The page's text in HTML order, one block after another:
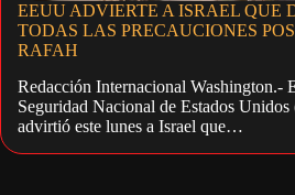
EEUU ADVIERTE A ISRAEL QUE
TODAS LAS PRECAUCIONES
RAFAH
Redacción Internacional Washington.-
Seguridad Nacional de Estados
advirtió este lunes a Israel que…